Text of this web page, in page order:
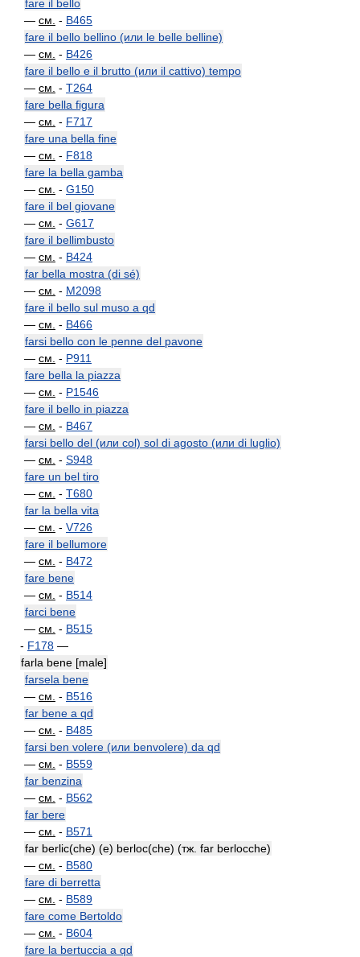
fare il bello
— см. - B465
fare il bello bellino (или le belle belline)
— см. - B426
fare il bello e il brutto (или il cattivo) tempo
— см. - T264
fare bella figura
— см. - F717
fare una bella fine
— см. - F818
fare la bella gamba
— см. - G150
fare il bel giovane
— см. - G617
fare il bellimbusto
— см. - B424
far bella mostra (di sé)
— см. - M2098
fare il bello sul muso a qd
— см. - B466
farsi bello con le penne del pavone
— см. - P911
fare bella la piazza
— см. - P1546
fare il bello in piazza
— см. - B467
farsi bello del (или col) sol di agosto (или di luglio)
— см. - S948
fare un bel tiro
— см. - T680
far la bella vita
— см. - V726
fare il bellumore
— см. - B472
fare bene
— см. - B514
farci bene
— см. - B515
- F178 —
farla bene [male]
farsela bene
— см. - B516
far bene a qd
— см. - B485
farsi ben volere (или benvolere) da qd
— см. - B559
far benzina
— см. - B562
far bere
— см. - B571
far berlic(che) (e) berloc(che) (тж. far berlocche)
— см. - B580
fare di berretta
— см. - B589
fare come Bertoldo
— см. - B604
fare la bertuccia a qd